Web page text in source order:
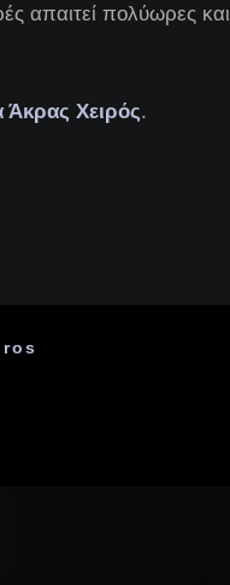
απαιτεί πολύωρες και
Άκρας Χειρός.